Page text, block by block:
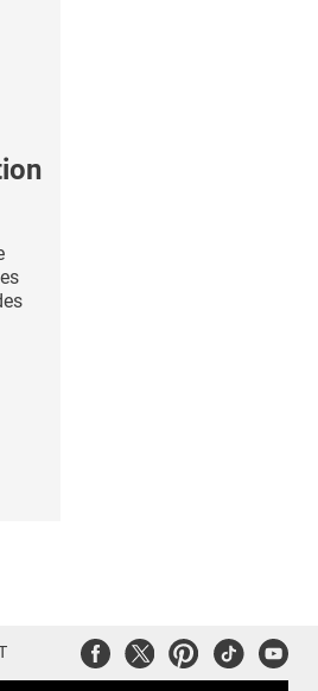
FacebookTwitterPinterest
TiktokYoutube